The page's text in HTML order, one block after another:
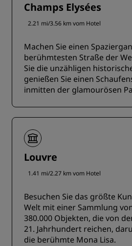
Champs Elysées
2.21 mi/3.56 km vom Hotel
Machen Sie einen
berühmtesten Straße der
Sie die unzähligen
genießen Sie einen
inmitten der glamourösen
Louvre
1.41 mi/2.27 km vom Hotel
Besuchen Sie das größte
Welt mit einer Sammlung
380.000 Objekten, die von
21. Jahrhundert reichen,
die berühmte Mona Lisa.